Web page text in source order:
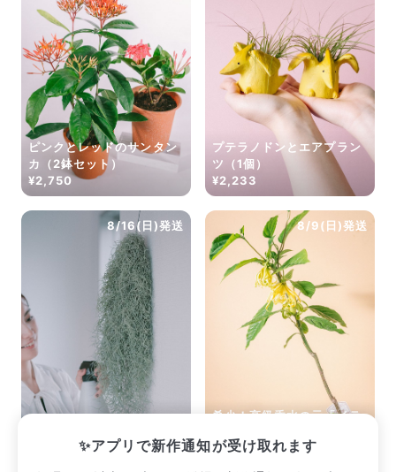
✨アプリで新作通知が受け取れます
ピンクとレッドのサンタン
カ（2鉢セット）
¥2,750
プテラノドンとエアプラン
ツ（1個）
¥2,233
8/16(日)発送 8/9(日)発送
希少！高級香水の元「イラ
¥7,007